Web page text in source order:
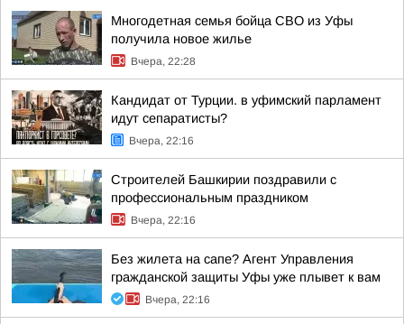
Многодетная семья бойца СВО из Уфы
получила новое жилье
Вчера, 22:28
Кандидат от Турции. в уфимский парламент
идут сепаратисты?
Вчера, 22:16
Строителей Башкирии поздравили с
профессиональным праздником
Вчера, 22:16
Без жилета на сапе? Агент Управления
гражданской защиты Уфы уже плывет к вам
Вчера, 22:16